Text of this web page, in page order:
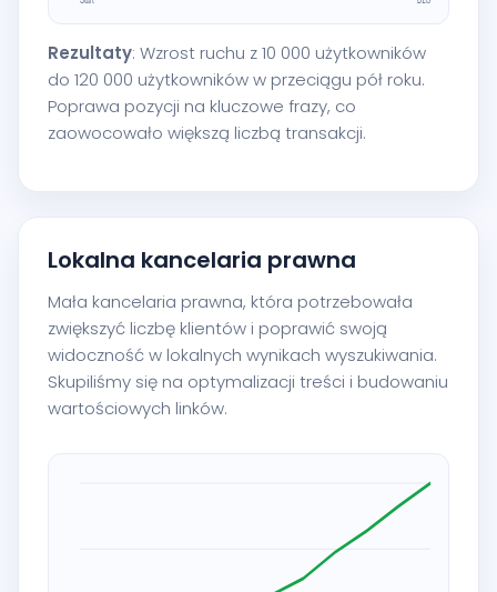
Rezultaty: Wzrost ruchu z 10 000 użytkowników
do 120 000 użytkowników w przeciągu pół roku.
Poprawa pozycji na kluczowe frazy, co
zaowocowało większą liczbą transakcji.
Lokalna kancelaria prawna
Mała kancelaria prawna, która potrzebowała
zwiększyć liczbę klientów i poprawić swoją
widoczność w lokalnych wynikach wyszukiwania.
Skupiliśmy się na optymalizacji treści i budowaniu
wartościowych linków.